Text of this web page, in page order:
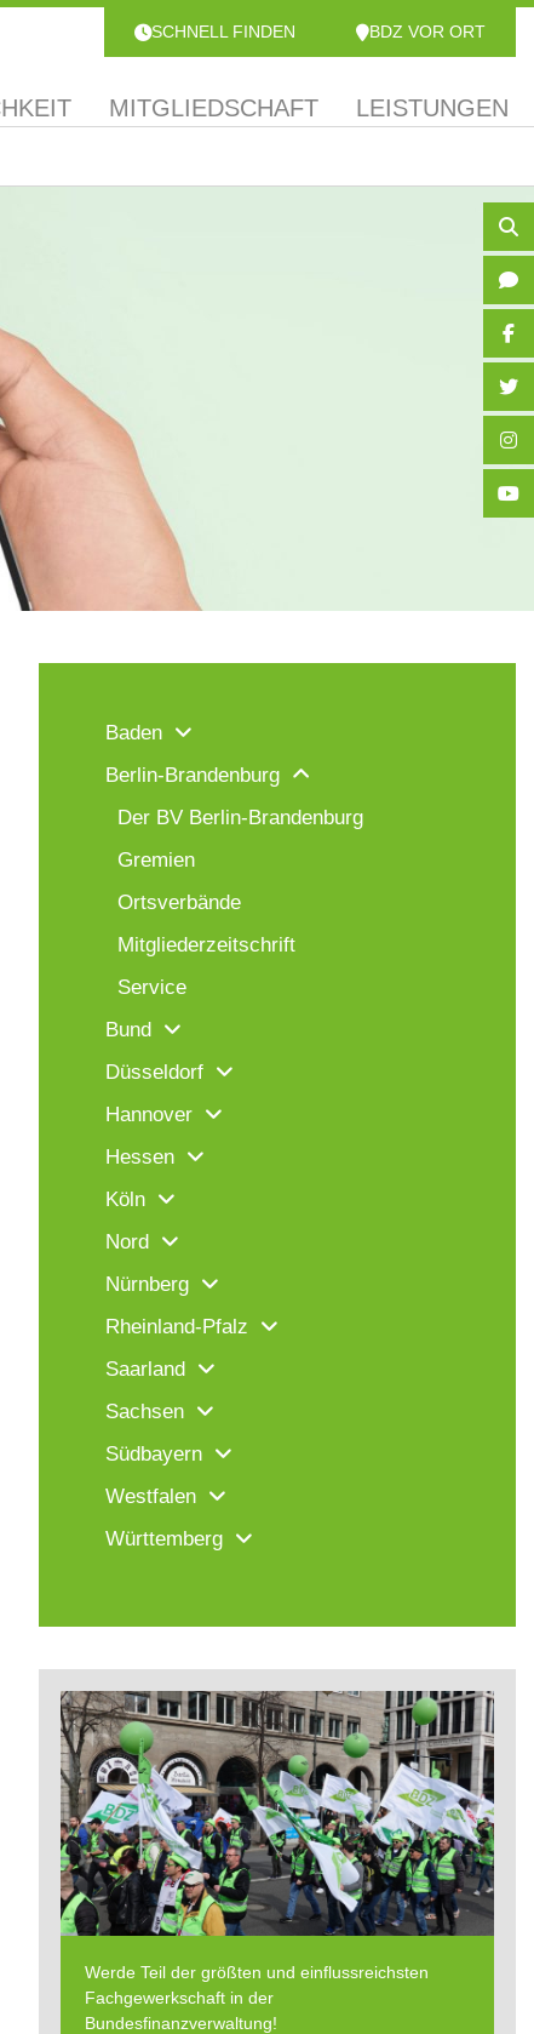
SCHNELL FINDEN BDZ VOR ORT
MITGLIEDSCHAFT LEISTUNGEN
Baden
Berlin-Brandenburg
Der BV Berlin-Brandenburg
Gremien
Ortsverbände
Mitgliederzeitschrift
Service
Bund
Düsseldorf
Hannover
Hessen
Köln
Nord
Nürnberg
Rheinland-Pfalz
Saarland
Sachsen
Südbayern
Westfalen
Württemberg
Werde Teil der größten und einflussreichsten
Fachgewerkschaft in der
Bundesfinanzverwaltung!